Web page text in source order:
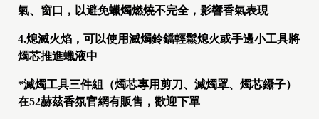
氣、窗口，以避免蠟燭燃燒不完全，影響香氣表現
4.熄滅火焰，可以使用滅燭鈴鐺輕鬆熄火或手邊小工具將
燭芯推進蠟液中
*滅燭工具三件組（燭芯專用剪刀、滅燭罩、燭芯鑷子）
在52赫茲香氛官網有販售，歡迎下單